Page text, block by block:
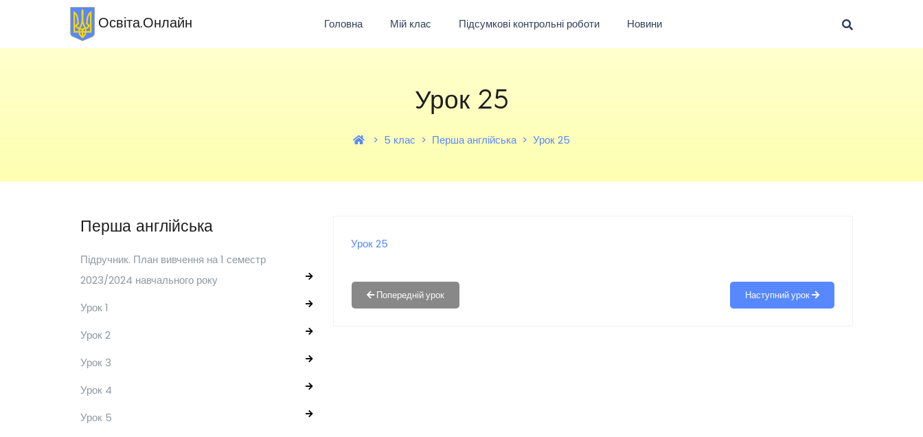
Освіта.Онлайн Головна Мій клас Підсумкові контрольні роботи Новини
Урок 25
5 клас Перша англійська Урок 25
Перша англійська
Підручник. План вивчення на 1 семестр
2023/2024 навчального року
Урок 1
Урок 2
Урок 3
Урок 4
Урок 5
Урок 25
Наступний урок